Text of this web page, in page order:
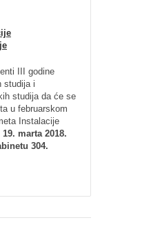
III godine
studija i
studija da će se
u februarskom
Instalacije
marta 2018.
304.